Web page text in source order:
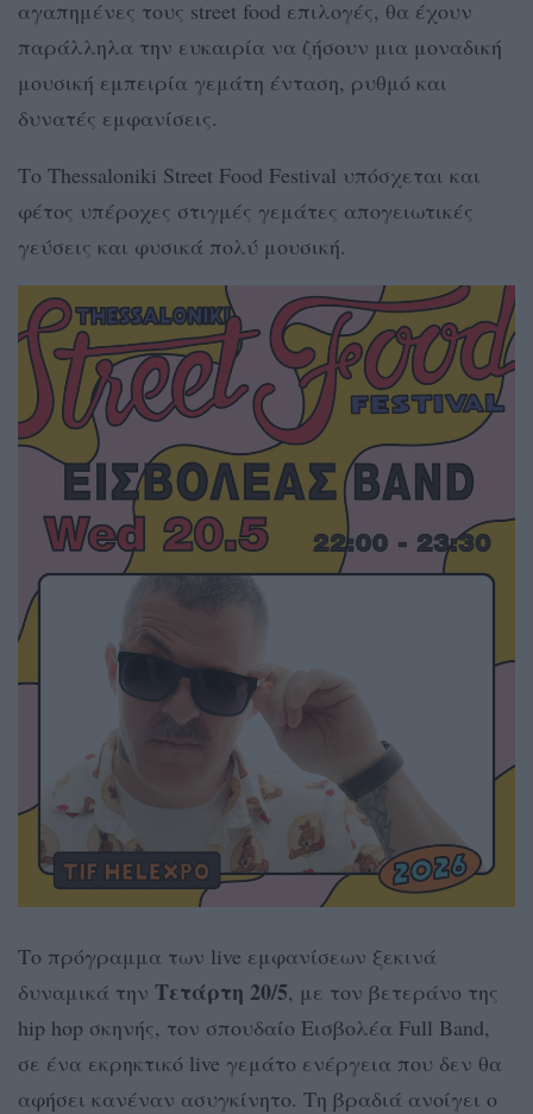
αγαπημένες τους street food επιλογές, θα έχουν
παράλληλα την ευκαιρία να ζήσουν μια μοναδική
μουσική εμπειρία γεμάτη ένταση, ρυθμό και
δυνατές εμφανίσεις.
Το Thessaloniki Street Food Festival υπόσχεται και
φέτος υπέροχες στιγμές γεμάτες απογειωτικές
γεύσεις και φυσικά πολύ μουσική.
Το πρόγραμμα των live εμφανίσεων ξεκινά
δυναμικά την Τετάρτη 20/5, με τον βετεράνο της
hip hop σκηνής, τον σπουδαίο Εισβολέα Full Band,
σε ένα εκρηκτικό live γεμάτο ενέργεια που δεν θα
αφήσει κανέναν ασυγκίνητο. Τη βραδιά ανοίγει ο